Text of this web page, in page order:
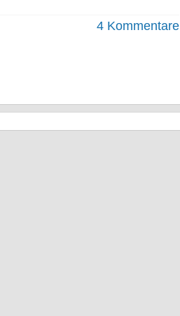
4 Kommentare